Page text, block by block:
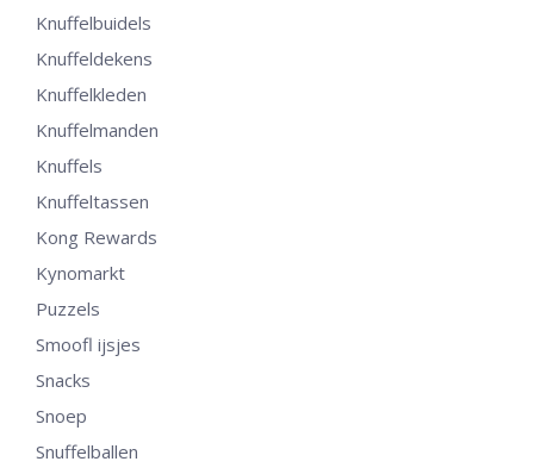
Knuffelbuidels
Knuffeldekens
Knuffelkleden
Knuffelmanden
Knuffels
Knuffeltassen
Kong Rewards
Kynomarkt
Puzzels
Smoofl ijsjes
Snacks
Snoep
Snuffelballen